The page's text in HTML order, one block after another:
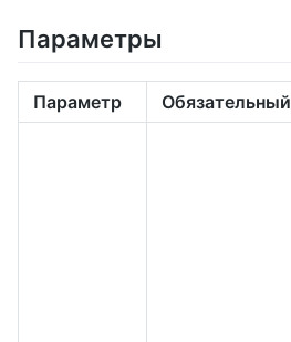
Параметры
Параметр Обязательный